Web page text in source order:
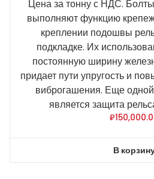
Цена за тонну с НДС.
выполняют функцию
креплении подошвы
подкладке. Их
постоянную ширину
придает пути упругость и
виброгашения. Еще
является защита
₽
В